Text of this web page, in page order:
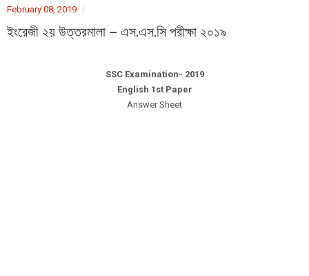
February 08, 2019
ইংরেজী ২য় উত্তরমালা – এস.এস.সি পরীক্ষা ২০১৯
SSC Examination- 2019
English 1st Paper
Answer Sheet